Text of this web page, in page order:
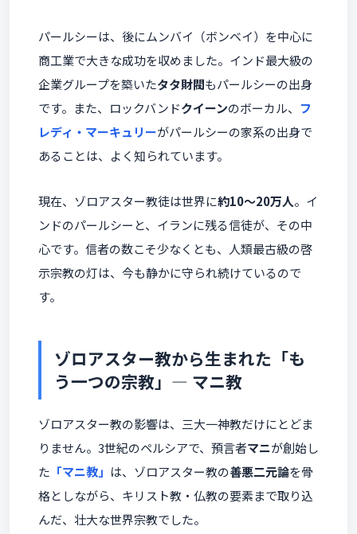
パールシーは、後にムンバイ（ボンベイ）を中心に
商工業で大きな成功を収めました。インド最大級の
企業グループを築いたタタ財閥もパールシーの出身
です。また、ロックバンドクイーンのボーカル、 フ
レディ・マーキュリーがパールシーの家系の出身で
あることは、よく知られています。
現在、ゾロアスター教徒は世界に約10〜20万人。イ
ンドのパールシーと、イランに残る信徒が、その中
心です。信者の数こそ少なくとも、人類最古級の啓
示宗教の灯は、今も静かに守られ続けているので
す。
ゾロアスター教から生まれた「も
う一つの宗教」― マニ教
ゾロアスター教の影響は、三大一神教だけにとどま
りません。3世紀のペルシアで、預言者マニが創始し
た 「マニ教」 は、ゾロアスター教の善悪二元論を骨
格としながら、キリスト教・仏教の要素まで取り込
んだ、壮大な世界宗教でした。